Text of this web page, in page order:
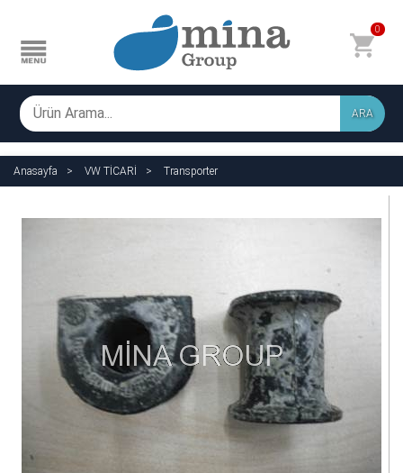
0
ARA
Anasayfa VW TİCARİ Transporter